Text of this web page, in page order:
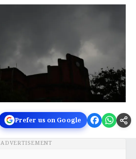
Prefer us on Google
ADVERTISEMENT